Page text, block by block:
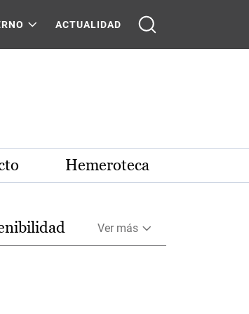
ACTUALIDAD
Hemeroteca
Ver más